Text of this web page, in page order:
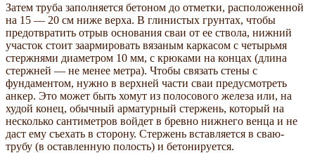
Затем труба заполняется бетоном до отметки, расположенной
на 15 — 20 см ниже верха. В глинистых грунтах, чтобы
предотвратить отрыв основания сваи от ее ствола, нижний
участок стоит заармировать вязаным каркасом с четырьмя
стержнями диаметром 10 мм, с крюками на концах (длина
стержней — не менее метра). Чтобы связать стены с
фундаментом, нужно в верхней части сваи предусмотреть
анкер. Это может быть хомут из полосового железа или, на
худой конец, обычный арматурный стержень, который на
несколько сантиметров войдет в бревно нижнего венца и не
даст ему съехать в сторону. Стержень вставляется в сваю-
трубу (в оставленную полость) и бетонируется.